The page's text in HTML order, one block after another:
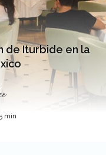
de Iturbide en la
min